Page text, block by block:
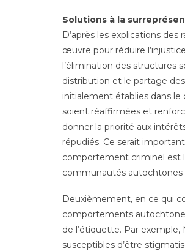
Solutions à la
D’après les explications
œuvre pour réduire
l’élimination des structures
distribution et le partage des
initialement établies dans le
soient réaffirmées et
donner la priorité aux
répudiés. Ce serait
comportement criminel est
communautés autochtones
Deuxièmement, en ce qui
comportements
de l’étiquette. Par
susceptibles d’être